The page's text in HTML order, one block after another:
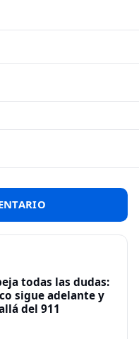
todas las dudas:
sigue adelante y
del 911